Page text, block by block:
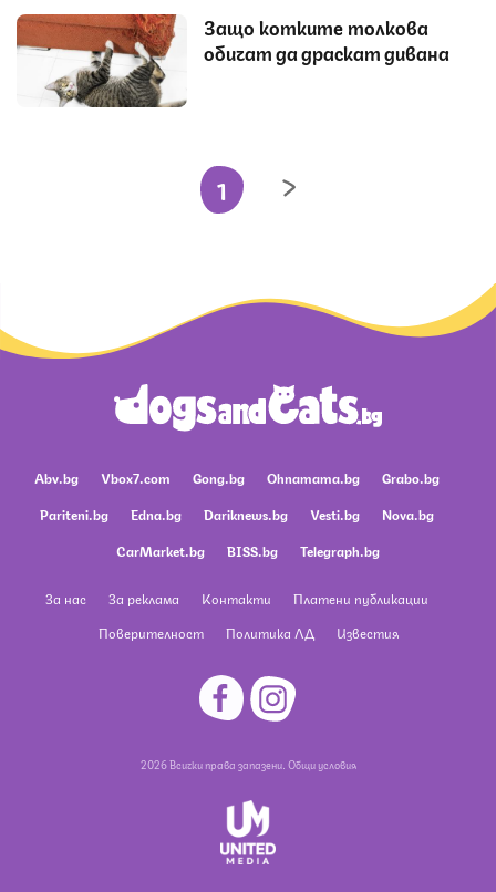
Защо котките толкова
обичат да драскат дивана
1
Abv.bg Vbox7.com Gong.bg Ohnamama.bg
Grabo.bg
Pariteni.bg
Edna.bg Dariknews.bg Vesti.bg
Nova.bg
CarMarket.bg
BISS.bg Telegraph.bg
За нас За реклама Контакти
Платени публикации
Поверителност
Политика ЛД Известия
2026 Всички права запазени. Общи условия